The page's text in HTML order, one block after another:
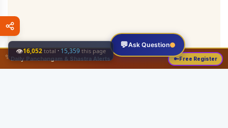
💬Ask Question
✨ Daily Panchangam & Shastra Alerts 🔑Free Register
👁16,052 total · 15,359 this page